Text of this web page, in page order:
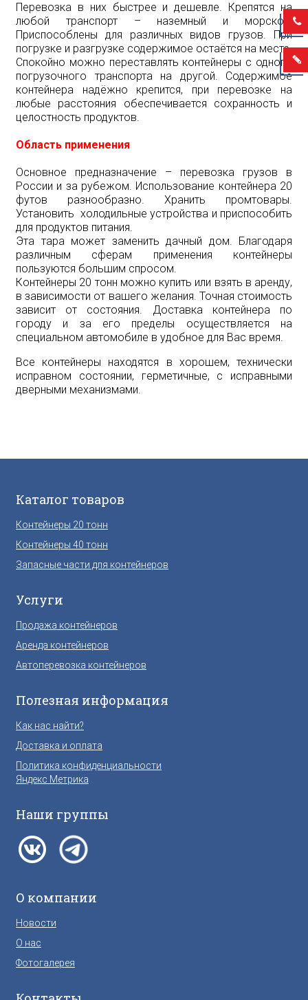
Перевозка в них быстрее и дешевле. Крепятся на
любой транспорт – наземный и морской.
Приспособлены для различных видов грузов. При
погрузке и разгрузке содержимое остаётся на месте.
Спокойно можно переставлять контейнеры с одного
погрузочного транспорта на другой. Содержимое
контейнера надёжно крепится, при перевозке на
любые расстояния обеспечивается сохранность и
целостность продуктов.
Область применения
Основное предназначение – перевозка грузов в
России и за рубежом. Использование контейнера 20
футов разнообразно. Хранить промтовары.
Установить холодильные устройства и приспособить
для продуктов питания.
Эта тара может заменить дачный дом. Благодаря
различным сферам применения контейнеры
пользуются большим спросом.
Контейнеры 20 тонн можно купить или взять в аренду,
в зависимости от вашего желания. Точная стоимость
зависит от состояния. Доставка контейнера по
городу и за его пределы осуществляется на
специальном автомобиле в удобное для Вас время.
Все контейнеры находятся в хорошем, технически
исправном состоянии, герметичные, с исправными
дверными механизмами.
Каталог товаров
Контейнеры 20 тонн
Контейнеры 40 тонн
Запасные части для контейнеров
Услуги
Продажа контейнеров
Аренда контейнеров
Автоперевозка контейнеров
Полезная информация
Как нас найти?
Доставка и оплата
Политика конфиденциальности
Яндекс Метрика
Наши группы
О компании
Новости
О нас
Фотогалерея